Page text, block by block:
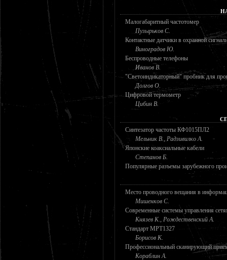
Малогабаритный частотомер
Пузырьков С.
Контактные датчики в охранной
Виноградов Ю.
Беспроводные телефоны
Иванов В.
"Светоиндикаторный" пробник для
Долгов О.
Цифровой термометр
Цибин В.
Синтезатор частоты КФ1015ПЛ2
Мельник В., Радзивилко А.
Японские коаксиальные кабели
Степанов Б.
Популярные разъемы зарубежного
Место проводного вещания в
Мишенков С.
Современные системы управления
Князев К., Рождественский А.
Стандарт МРТ1327
Борисов К.
Профессиональный сканирующий
Кораблин А.